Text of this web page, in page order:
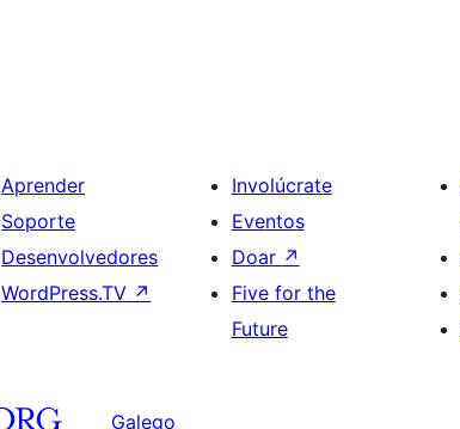
Aprender
Soporte
Desenvolvedores
WordPress.TV ↗
Involúcrate
Eventos
Doar ↗
Five for the
Future
Galego